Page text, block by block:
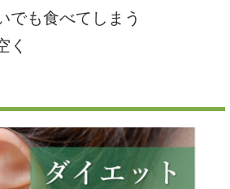
でも食べてしまう
く